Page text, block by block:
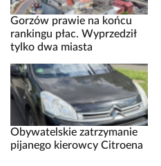
Gorzów prawie na końcu
rankingu płac. Wyprzedził
tylko dwa miasta
Obywatelskie zatrzymanie
pijanego kierowcy Citroena